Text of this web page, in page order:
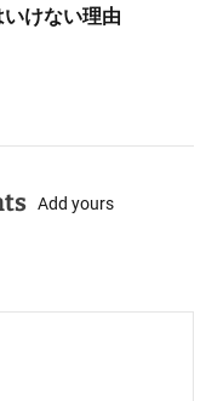
けない理由
Add yours